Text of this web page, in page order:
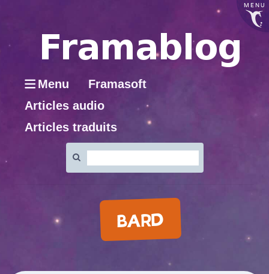
MENU
Menu
Framasoft
Articles audio
Articles traduits
:
BARD